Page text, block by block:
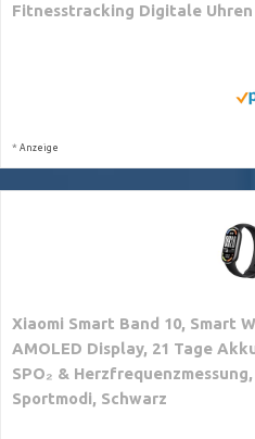
Fitnesstracking Digitale Uhren
* Anzeige
Xiaomi Smart Band 10, Smart
AMOLED Display, 21 Tage
SPO₂ &
Sportmodi, Schwarz